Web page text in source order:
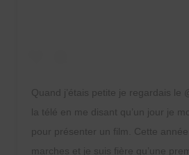
Quand j’étais petite je regardais le
la télé en me disant qu’un jour je
pour présenter un film. Cette
marches et je suis fière qu’une